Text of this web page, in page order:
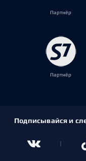
Партнёр
Партнёр
Подписывайся и